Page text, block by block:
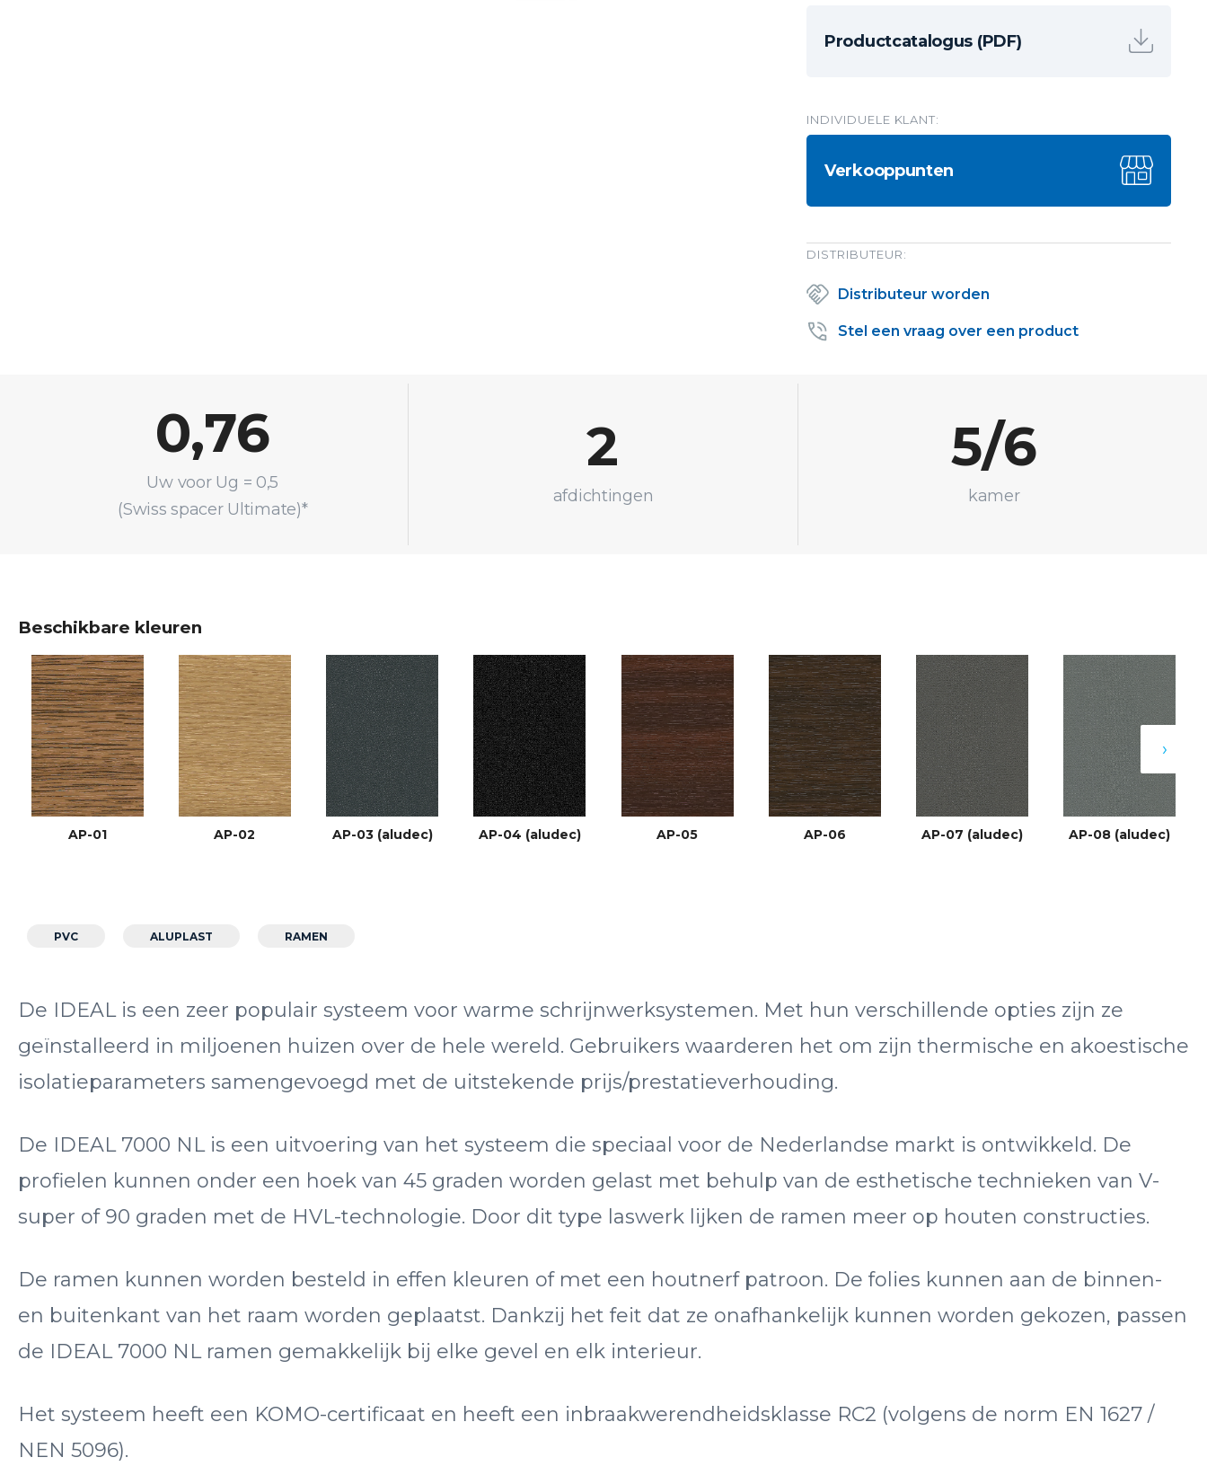
Productcatalogus (PDF)
INDIVIDUELE KLANT:
Verkooppunten
DISTRIBUTEUR:
Distributeur worden
Stel een vraag over een product
0,76
Uw voor Ug = 0,5
(Swiss spacer Ultimate)*
2
afdichtingen
5/6
kamer
Beschikbare kleuren
AP-01 AP-02 AP-03 (aludec) AP-04 (aludec) AP-05 AP-06 AP-07 (aludec) AP-08 (aludec)
›
PVC ALUPLAST RAMEN
De IDEAL is een zeer populair systeem voor warme schrijnwerksystemen. Met hun verschillende opties zijn ze
geïnstalleerd in miljoenen huizen over de hele wereld. Gebruikers waarderen het om zijn thermische en akoestische
isolatieparameters samengevoegd met de uitstekende prijs/prestatieverhouding.
De IDEAL 7000 NL is een uitvoering van het systeem die speciaal voor de Nederlandse markt is ontwikkeld. De
profielen kunnen onder een hoek van 45 graden worden gelast met behulp van de esthetische technieken van V-
super of 90 graden met de HVL-technologie. Door dit type laswerk lijken de ramen meer op houten constructies.
De ramen kunnen worden besteld in effen kleuren of met een houtnerf patroon. De folies kunnen aan de binnen-
en buitenkant van het raam worden geplaatst. Dankzij het feit dat ze onafhankelijk kunnen worden gekozen, passen
de IDEAL 7000 NL ramen gemakkelijk bij elke gevel en elk interieur.
Het systeem heeft een KOMO-certificaat en heeft een inbraakwerendheidsklasse RC2 (volgens de norm EN 1627 /
NEN 5096).